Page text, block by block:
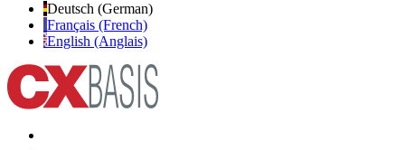
Deutsch (German)
Français (French)
English (Anglais)